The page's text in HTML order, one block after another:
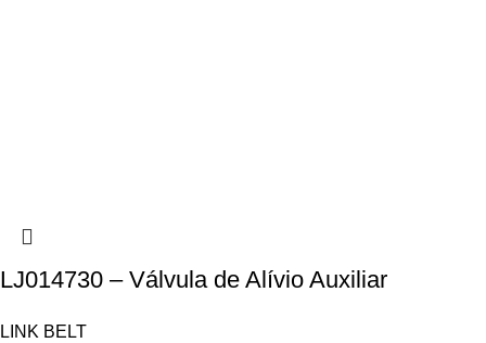
LJ014730 – Válvula de Alívio Auxiliar
LINK BELT